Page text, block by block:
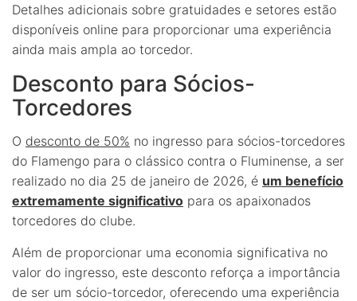
Detalhes adicionais sobre gratuidades e setores estão
disponíveis online para proporcionar uma experiência
ainda mais ampla ao torcedor.
Desconto para Sócios-
Torcedores
O desconto de 50% no ingresso para sócios-torcedores
do Flamengo para o clássico contra o Fluminense, a ser
realizado no dia 25 de janeiro de 2026, é um benefício
extremamente significativo para os apaixonados
torcedores do clube.
Além de proporcionar uma economia significativa no
valor do ingresso, este desconto reforça a importância
de ser um sócio-torcedor, oferecendo uma experiência